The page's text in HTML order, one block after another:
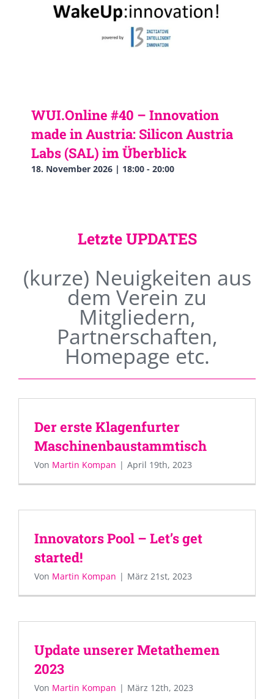
WUI.Online #40 – Innovation
made in Austria: Silicon Austria
Labs (SAL) im Überblick
18. November 2026 | 18:00 - 20:00
Letzte UPDATES
(kurze) Neuigkeiten aus
dem Verein zu
Mitgliedern,
Partnerschaften,
Homepage etc.
Der erste Klagenfurter
Maschinenbaustammtisch
Von Martin Kompan | April 19th, 2023
Innovators Pool – Let’s get
started!
Von Martin Kompan | März 21st, 2023
Update unserer Metathemen
2023
Von Martin Kompan | März 12th, 2023